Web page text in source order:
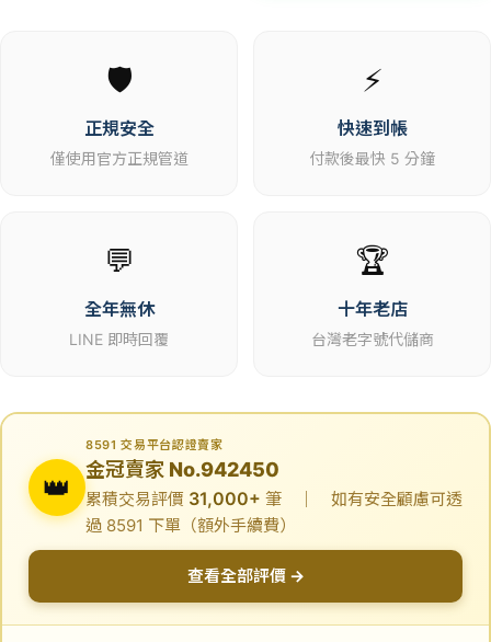
🛡️
正規安全
僅使用官方正規管道
⚡
快速到帳
付款後最快 5 分鐘
💬
全年無休
LINE 即時回覆
🏆
十年老店
台灣老字號代儲商
👑
8591 交易平台認證賣家
金冠賣家 No.942450
累積交易評價 31,000+ 筆 ｜ 如有安全顧慮可透
過 8591 下單（額外手續費）
查看全部評價 →